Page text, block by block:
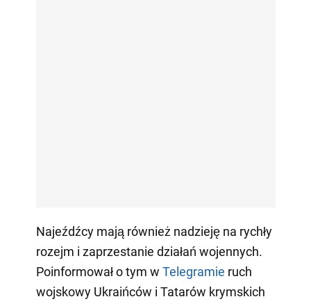
Najeźdźcy mają również nadzieję na rychły
rozejm i zaprzestanie działań wojennych.
Poinformował o tym w Telegramie ruch
wojskowy Ukraińców i Tatarów krymskich